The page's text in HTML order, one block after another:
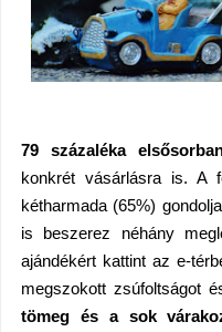
79 százaléka
konkrét vásárlásra is. A
kétharmada (65%)
is beszerez néhány
ajándékért kattint az e-
megszokott zsúfoltságot
tömeg és a sok